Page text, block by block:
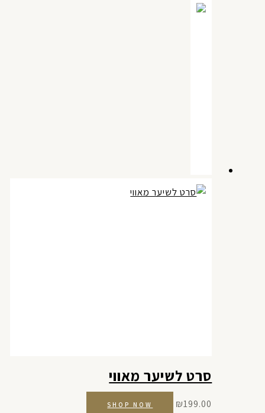
סרט לשיער מאווי
₪199.00
SHOP NOW